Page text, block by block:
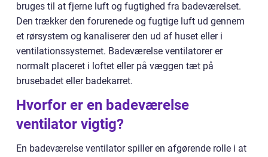
bruges til at fjerne luft og fugtighed fra badeværelset.
Den trækker den forurenede og fugtige luft ud gennem
et rørsystem og kanaliserer den ud af huset eller i
ventilationssystemet. Badeværelse ventilatorer er
normalt placeret i loftet eller på væggen tæt på
brusebadet eller badekarret.
Hvorfor er en badeværelse
ventilator vigtig?
En badeværelse ventilator spiller en afgørende rolle i at